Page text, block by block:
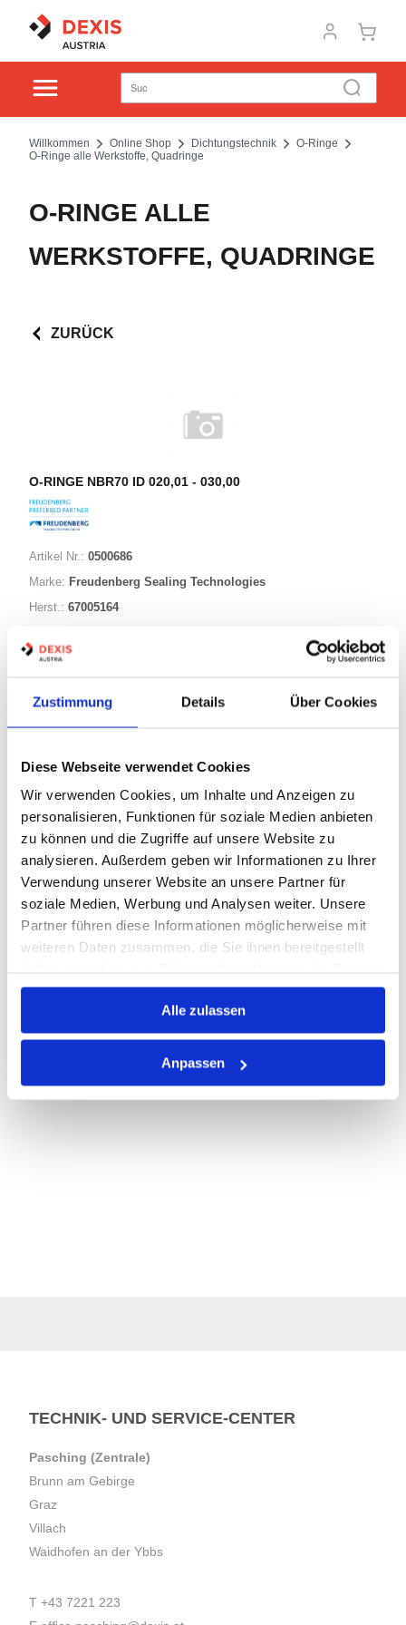
Zustimmung Details Über Cookies
Diese Webseite verwendet Cookies
Wir verwenden Cookies, um Inhalte und Anzeigen zu
personalisieren, Funktionen für soziale Medien anbieten
zu können und die Zugriffe auf unsere Website zu
analysieren. Außerdem geben wir Informationen zu Ihrer
Verwendung unserer Website an unsere Partner für
soziale Medien, Werbung und Analysen weiter. Unsere
Partner führen diese Informationen möglicherweise mit
weiteren Daten zusammen, die Sie ihnen bereitgestellt
gesammelt haben.
Alle zulassen
Anpassen
Willkommen Online Shop Dichtungstechnik
O-Ringe
O-Ringe alle Werkstoffe, Quadringe
O-RINGE ALLE
WERKSTOFFE, QUADRINGE
ZURÜCK
O-RINGE NBR70 ID 020,01 - 030,00
Artikel Nr.: 0500686
Marke: Freudenberg Sealing Technologies
Herst.: 67005164
ID: 21,00mm
STK Warenkorb
Nicht auf Lager
TECHNIK- UND SERVICE-CENTER
Pasching (Zentrale)
Brunn am Gebirge
Graz
Villach
Waidhofen an der Ybbs
T +43 7221 223